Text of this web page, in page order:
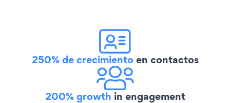
250% de crecimientoen contactos
200% growth in engagement